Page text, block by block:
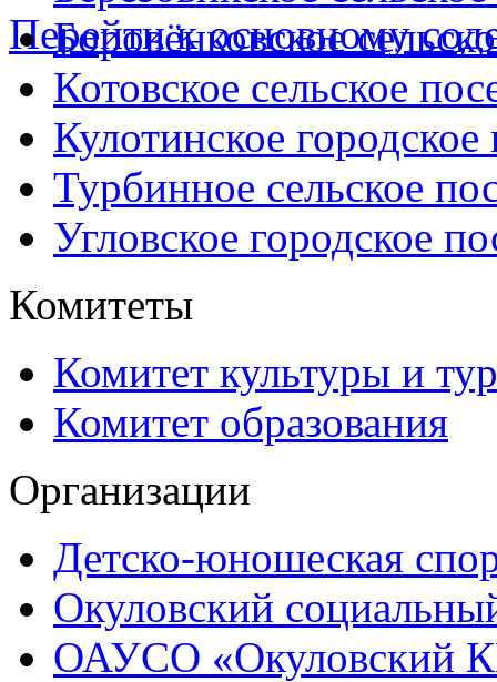
Перейти к основному
Боровёнковское
Котовское сельское
Кулотинское городское
Турбинное сельское
Угловское городское
Комитеты
Комитет культуры и
Комитет образования
Организации
Детско-юношеская
Окуловский
ОАУСО «Окуловский